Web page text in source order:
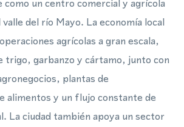
como un centro comercial y agrícola
del río Mayo. La economía local
agrícolas a gran escala,
trigo, garbanzo y cártamo, junto con
plantas de
alimentos y un flujo constante de
La ciudad también apoya un sector